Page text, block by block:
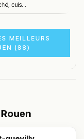
cuis...
MEILLEURS
(88)